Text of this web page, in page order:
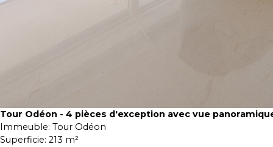
Tour Odéon - 4 pièces d'exception avec vue
Immeuble: Tour Odéon
Superficie: 213 m²